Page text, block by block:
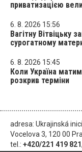
приватизацією
6. 8. 2026 15:56
Вагітну Вітвіцьку
сурогатному
6. 8. 2026 15:45
Коли Україна
розкрив терміни
adresa: Ukrajinská
Vocelova 3, 120 00
tel.: +420/221 419 821